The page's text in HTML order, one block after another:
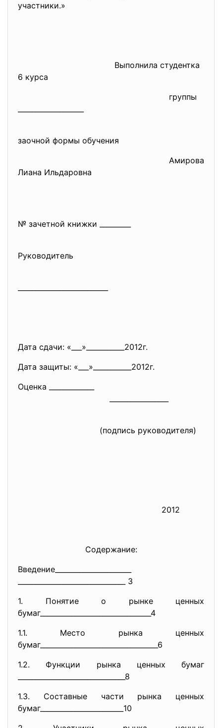
участники.»
Выполнила студентка
6 курса
группы
заочной формы обучения
Амирова
Лиана Ильдаровна
№ зачетной книжки _________
Руководитель
Дата сдачи: «___»___________2012г.
Дата защиты: «___»___________2012г.
Оценка _____________
(подпись руководителя)
2012
Содержание:
Введение______________________
_ 3
1. Понятие о рынке ценных
бумаг_________________________
_______4
1.1. Место рынка ценных
бумаг_________________________
_________6
1.2. Функции рынка ценных бумаг
_8
1.3. Составные части рынка ценных
бумаг________________________ 10